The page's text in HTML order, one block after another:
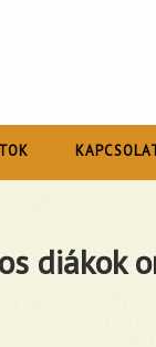
diákok